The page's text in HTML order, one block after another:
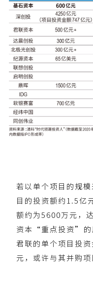
若以单个项目的规
目的投资额约1.5亿
额约为5600万元，
资本“重点投资”的
君联的单个项目投
元，或许与其并购项